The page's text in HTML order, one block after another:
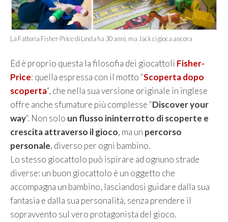
La Fattoria Fisher-Price di Linda ha 30 anni, ma Jack ci gioca ancora
Ed è proprio questa la filosofia dei giocattoli Fisher-
Price: quella espressa con il motto “Scoperta dopo
scoperta“, che nella sua versione originale in inglese
offre anche sfumature più complesse “Discover your
way“. Non solo un flusso ininterrotto di scoperte e
crescita attraverso il gioco, ma un percorso
personale, diverso per ogni bambino.
Lo stesso giocattolo può ispirare ad ognuno strade
diverse: un buon giocattolo è un oggetto che
accompagna un bambino, lasciandosi guidare dalla sua
fantasia e dalla sua personalità, senza prendere il
sopravvento sul vero protagonista del gioco.